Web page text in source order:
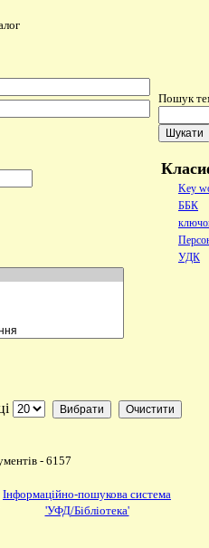
Пошук
Key
ББК
УДК
- 6157
Інформаційно-пошукова система
'УФД/Бібліотека'